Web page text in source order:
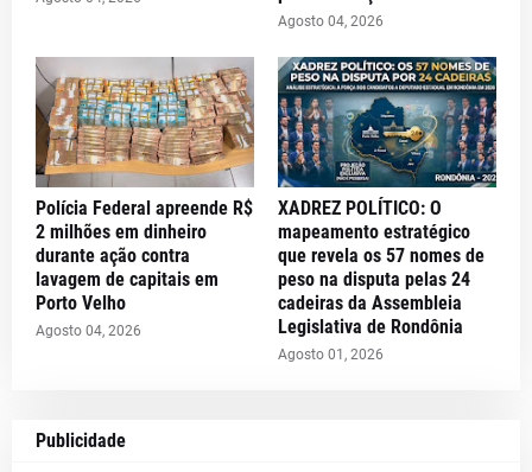
Agosto 04, 2026
Polícia Federal apreende R$
2 milhões em dinheiro
durante ação contra
lavagem de capitais em
Porto Velho
Agosto 04, 2026
XADREZ POLÍTICO: O
mapeamento estratégico
que revela os 57 nomes de
peso na disputa pelas 24
cadeiras da Assembleia
Legislativa de Rondônia
Agosto 01, 2026
Publicidade